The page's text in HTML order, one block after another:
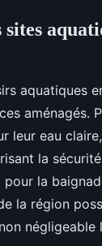
sites
aquatiques
aménagés.
leur eau
la
la
la région
négligeable